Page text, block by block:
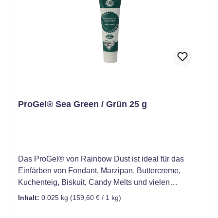
ProGel® Sea Green / Grün 25 g
Das ProGel® von Rainbow Dust ist ideal für das
Einfärben von Fondant, Marzipan, Buttercreme,
Kuchenteig, Biskuit, Candy Melts und vielen
weiteren Produkten. Bereits eine kleine Menge
Inhalt: 0.025 kg (159,60 € / 1 kg)